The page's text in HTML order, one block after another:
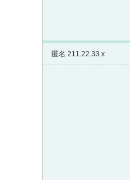
匿名 211.22.33.x